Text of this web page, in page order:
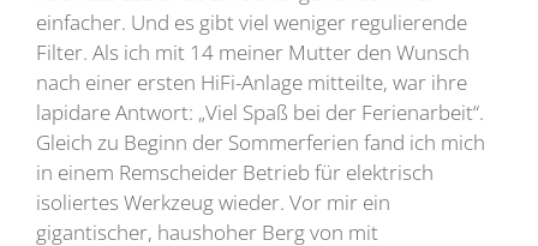
einfacher. Und es gibt viel weniger regulierende
Filter. Als ich mit 14 meiner Mutter den Wunsch
nach einer ersten HiFi-Anlage mitteilte, war ihre
lapidare Antwort: „Viel Spaß bei der Ferienarbeit“.
Gleich zu Beginn der Sommerferien fand ich mich
in einem Remscheider Betrieb für elektrisch
isoliertes Werkzeug wieder. Vor mir ein
gigantischer, haushoher Berg von mit